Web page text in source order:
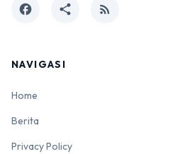
facebook share rss_feed
NAVIGASI
Home
Berita
Privacy Policy